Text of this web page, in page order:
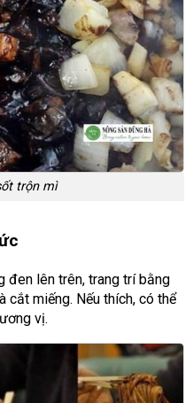
trộn mì
đen lên trên, trang trí bằng
cắt miếng. Nếu thích, có thể
vị.